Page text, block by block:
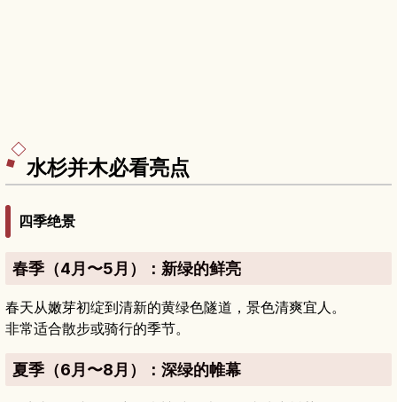
水杉并木必看亮点
四季绝景
春季（4月〜5月）：新绿的鲜亮
春天从嫩芽初绽到清新的黄绿色隧道，景色清爽宜人。
非常适合散步或骑行的季节。
夏季（6月〜8月）：深绿的帷幕